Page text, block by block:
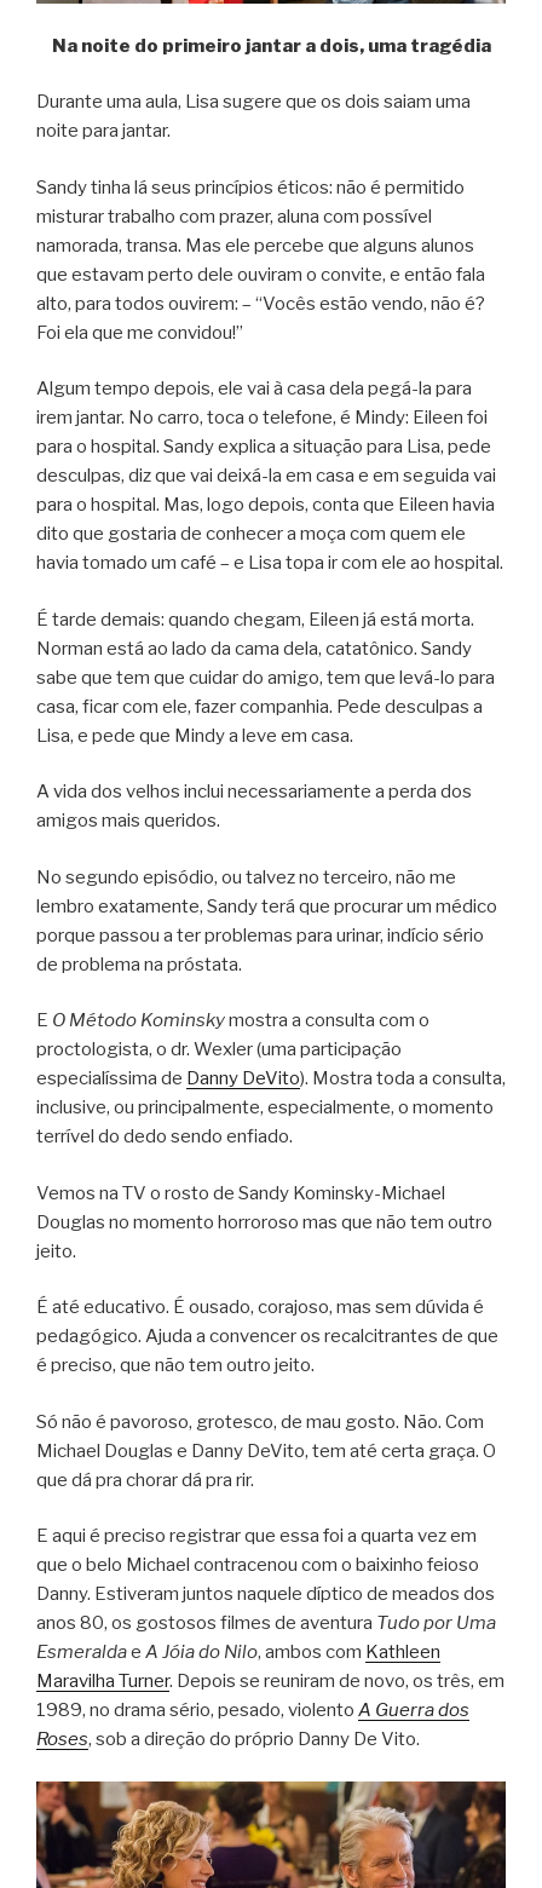
Na noite do primeiro jantar a dois, uma tragédia
Durante uma aula, Lisa sugere que os dois saiam uma
noite para jantar.
Sandy tinha lá seus princípios éticos: não é permitido
misturar trabalho com prazer, aluna com possível
namorada, transa. Mas ele percebe que alguns alunos
que estavam perto dele ouviram o convite, e então fala
alto, para todos ouvirem: – “Vocês estão vendo, não é?
Foi ela que me convidou!”
Algum tempo depois, ele vai à casa dela pegá-la para
irem jantar. No carro, toca o telefone, é Mindy: Eileen foi
para o hospital. Sandy explica a situação para Lisa, pede
desculpas, diz que vai deixá-la em casa e em seguida vai
para o hospital. Mas, logo depois, conta que Eileen havia
dito que gostaria de conhecer a moça com quem ele
havia tomado um café – e Lisa topa ir com ele ao hospital.
É tarde demais: quando chegam, Eileen já está morta.
Norman está ao lado da cama dela, catatônico. Sandy
sabe que tem que cuidar do amigo, tem que levá-lo para
casa, ficar com ele, fazer companhia. Pede desculpas a
Lisa, e pede que Mindy a leve em casa.
A vida dos velhos inclui necessariamente a perda dos
amigos mais queridos.
No segundo episódio, ou talvez no terceiro, não me
lembro exatamente, Sandy terá que procurar um médico
porque passou a ter problemas para urinar, indício sério
de problema na próstata.
E O Método Kominskymostra a consulta com o
proctologista, o dr. Wexler (uma participação
especialíssima de Danny DeVito). Mostra toda a consulta,
inclusive, ou principalmente, especialmente, o momento
terrível do dedo sendo enfiado.
Vemos na TV o rosto de Sandy Kominsky-Michael
Douglas no momento horroroso mas que não tem outro
jeito.
É até educativo. É ousado, corajoso, mas sem dúvida é
pedagógico. Ajuda a convencer os recalcitrantes de que
é preciso, que não tem outro jeito.
Só não é pavoroso, grotesco, de mau gosto. Não. Com
Michael Douglas e Danny DeVito, tem até certa graça. O
que dá pra chorar dá pra rir.
E aqui é preciso registrar que essa foi a quarta vez em
que o belo Michael contracenou com o baixinho feioso
Danny. Estiveram juntos naquele díptico de meados dos
anos 80, os gostosos filmes de aventura Tudo por Uma
Esmeraldae A Jóia do Nilo, ambos com Kathleen
Maravilha Turner. Depois se reuniram de novo, os três, em
1989, no drama sério, pesado, violento A Guerra dos
Roses, sob a direção do próprio Danny De Vito.